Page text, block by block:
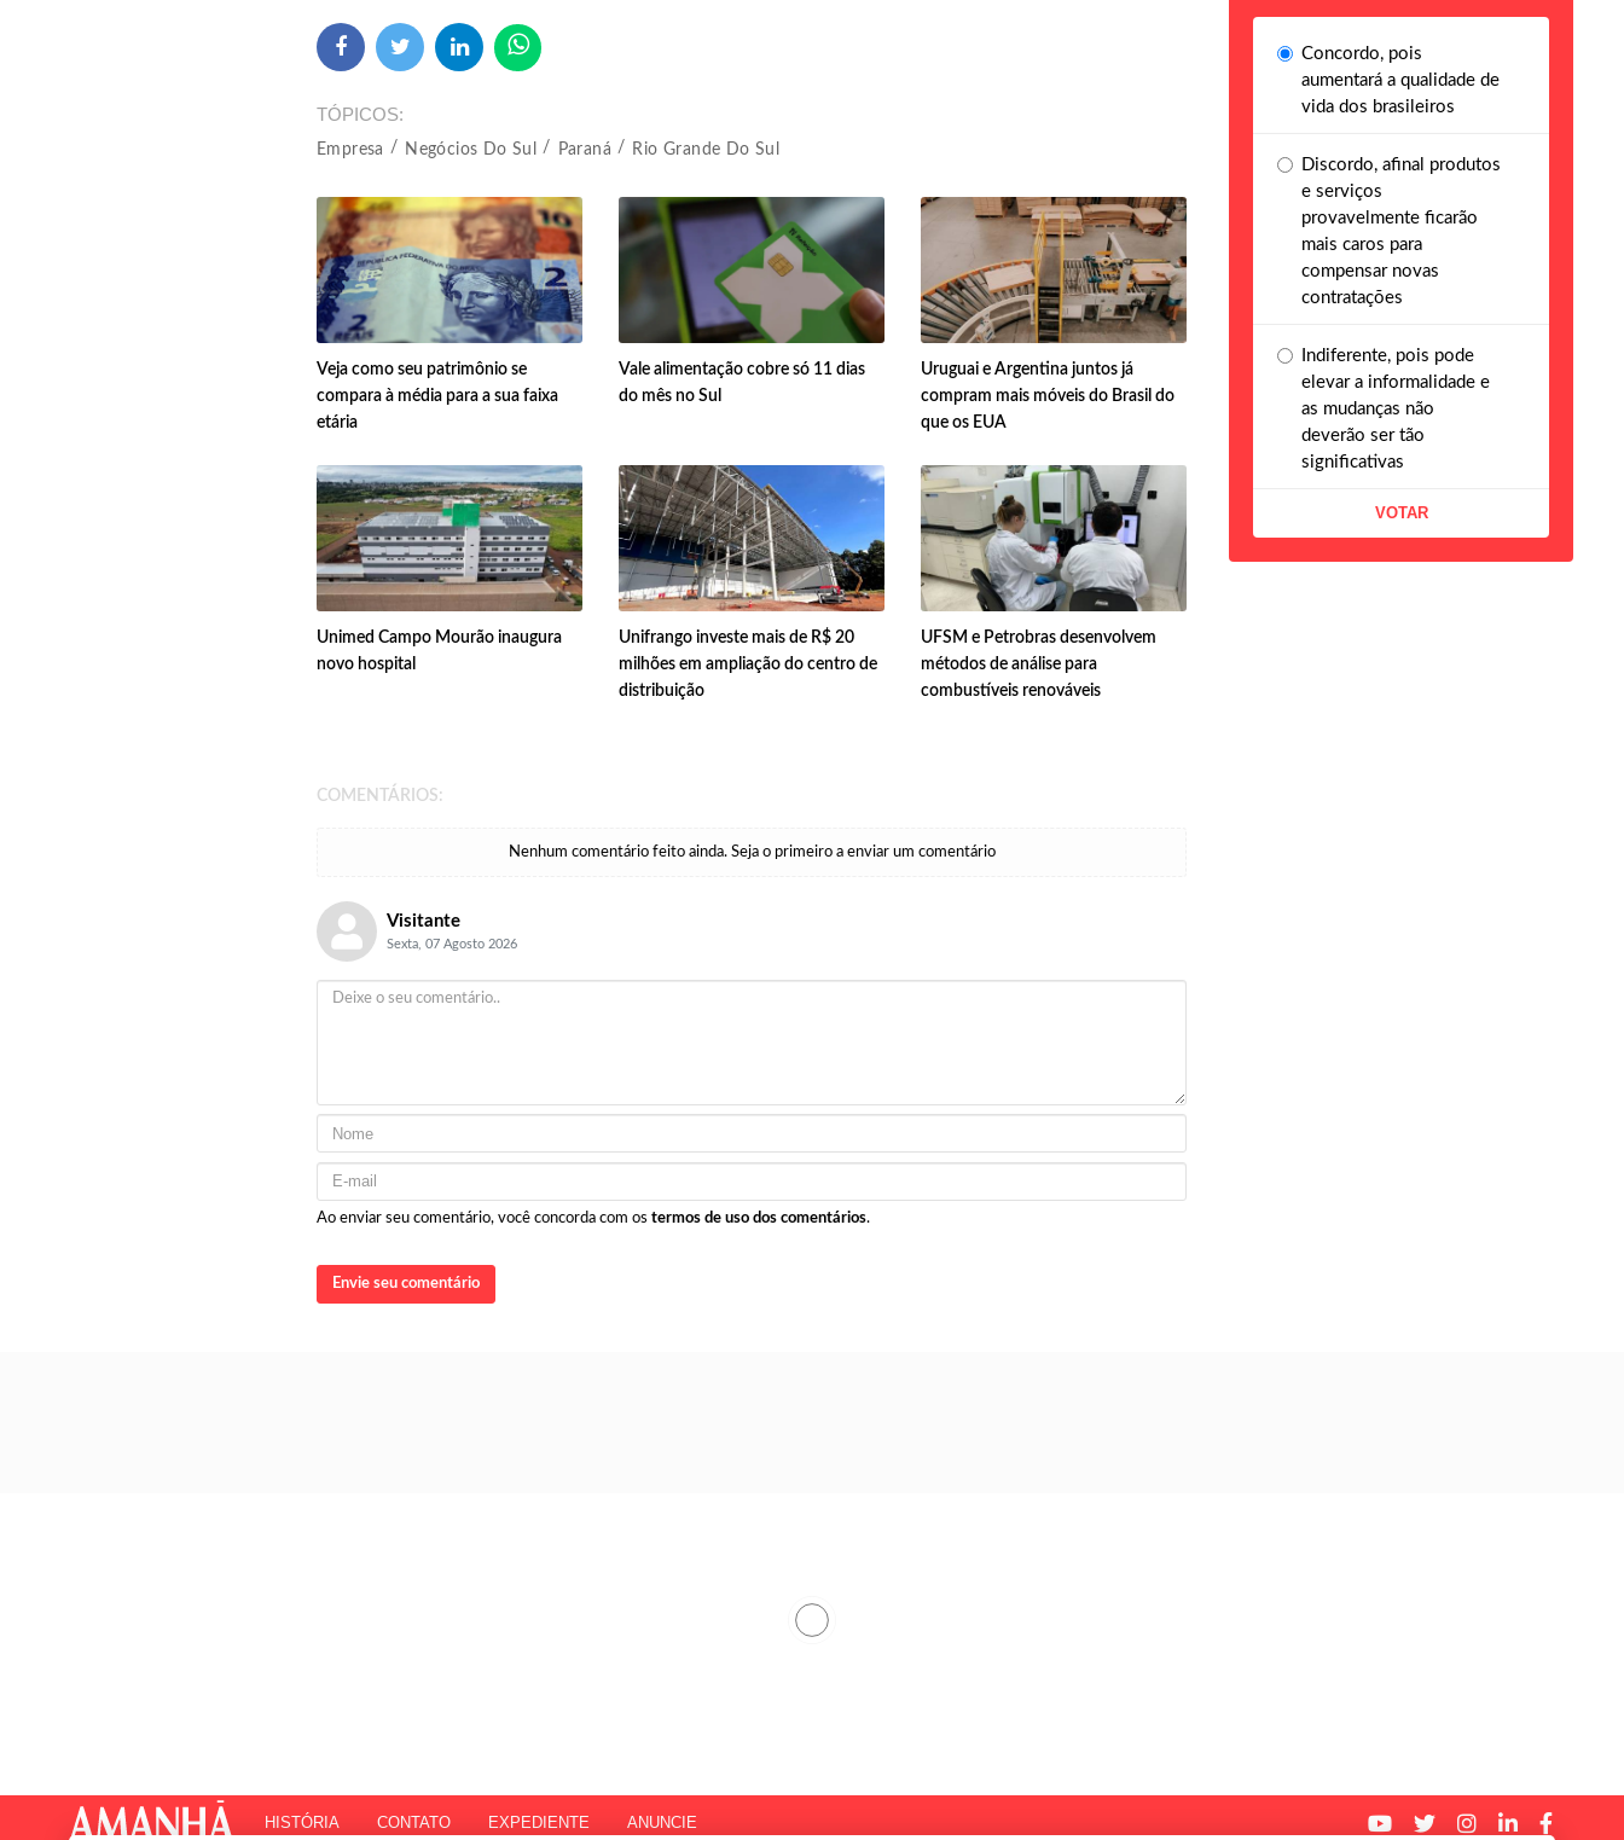
TÓPICOS
Empresa Negócios Do Sul Paraná Rio Grande Do Sul
Veja como seu patrimônio se
compara à média para a sua faixa
etária
Vale alimentação cobre só 11 dias
do mês no Sul
Uruguai e Argentina juntos já
compram mais móveis do Brasil do
que os EUA
Unimed Campo Mourão inaugura
novo hospital
Unifrango investe mais de R$ 20
milhões em ampliação do centro de
distribuição
UFSM e Petrobras desenvolvem
métodos de análise para
combustíveis renováveis
COMENTÁRIOS:
Nenhum comentário feito ainda. Seja o primeiro a enviar um comentário
Visitante
Sexta, 07 Agosto 2026
Ao enviar seu comentário, você concorda com os termos de uso dos comentários.
Envie seu comentário
Concordo, pois
aumentará a qualidade de
vida dos brasileiros
Discordo, afinal produtos
e serviços
provavelmente ficarão
mais caros para
compensar novas
contratações
Indiferente, pois pode
elevar a informalidade e
as mudanças não
deverão ser tão
significativas
HISTÓRIA CONTATO EXPEDIENTE ANUNCIE